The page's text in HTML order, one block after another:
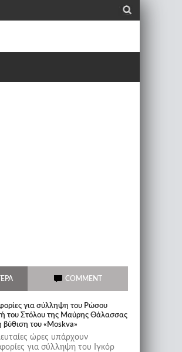
_
COMMENT
για σύλληψη του Ρώσου
του Στόλου της Mαύρης Θάλασσας
βύθιση του «Moskva»
ώρες υπάρχουν
για σύλληψη του Ιγκόρ